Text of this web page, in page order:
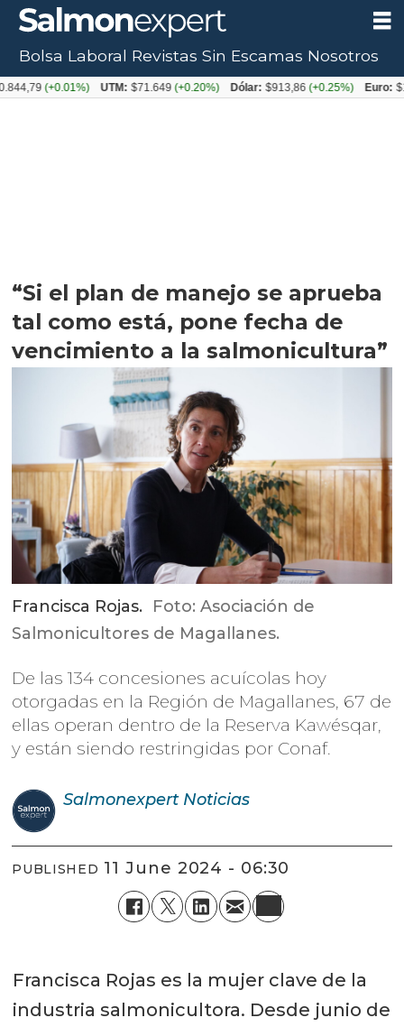
“Si el plan de manejo se aprueba
tal como está, pone fecha de
vencimiento a la salmonicultura”
Francisca Rojas. Foto: Asociación de
Salmonicultores de Magallanes.
De las 134 concesiones acuícolas hoy
otorgadas en la Región de Magallanes, 67 de
ellas operan dentro de la Reserva Kawésqar,
y están siendo restringidas por Conaf.
Salmonexpert Noticias
PUBLISHED 11 June 2024 - 06:30
Francisca Rojas es la mujer clave de la
industria salmonicultora. Desde junio de
Bolsa Laboral Revistas Sin Escamas Nosotros
(+0.01%) UTM: $71.649(+0.20%) Dólar: $913,86(+0.25%) Euro: